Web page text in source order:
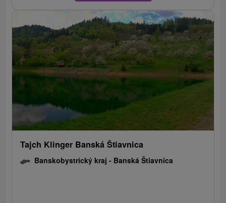
Tajch Klinger Banská Štiavnica
Banskobystrický kraj - Banská Štiavnica